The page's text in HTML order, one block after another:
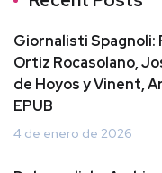
Giornalisti Spagnoli:
Ortiz Rocasolano,
de Hoyos y Vinent,
EPUB
4 de enero de 2026